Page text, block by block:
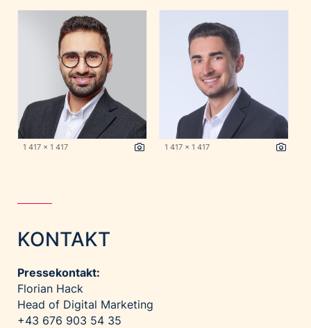
1 417 x 1 417 1 417 x 1 417
KONTAKT
Pressekontakt:
Florian Hack
Head of Digital Marketing
+43 676 903 54 35